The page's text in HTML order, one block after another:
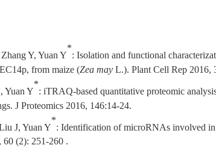
Y, Yuan Y
*
: Isolation and functional
from maize (Zea may L.). Plant Cell Rep 2016,
Yuan Y
*
: iTRAQ-based quantitative proteomic
J Proteomics 2016, 146:14-24.
J, Yuan Y
*
: Identification of microRNAs involved
60 (2): 251-260 .